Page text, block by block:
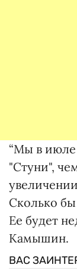
“Мы в июле
"Стуни",
Сколько
Ее будет
Камышин.
ВАС